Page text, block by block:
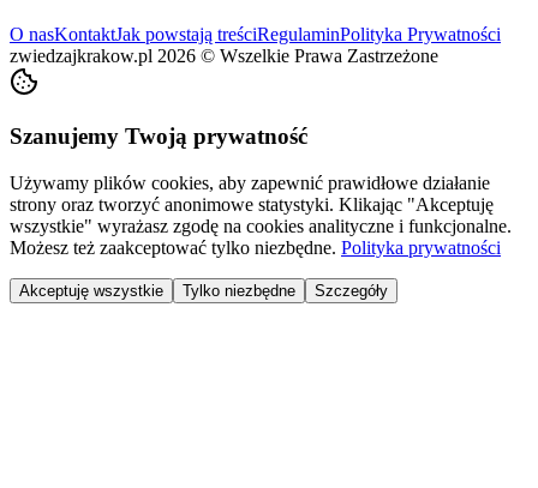
O nasKontaktJak powstają treściRegulaminPolityka Prywatności
zwiedzajkrakow.pl 2026 © Wszelkie Prawa Zastrzeżone
Szanujemy Twoją prywatność
Używamy plików cookies, aby zapewnić prawidłowe działanie
strony oraz tworzyć anonimowe statystyki. Klikając "Akceptuję
wszystkie" wyrażasz zgodę na cookies analityczne i funkcjonalne.
Możesz też zaakceptować tylko niezbędne. Polityka prywatności
Akceptuję wszystkie Tylko niezbędne Szczegóły